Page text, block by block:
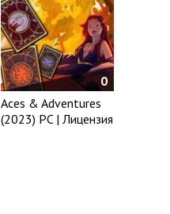
0
Aces & Adventures
(2023) PC | Лицензия